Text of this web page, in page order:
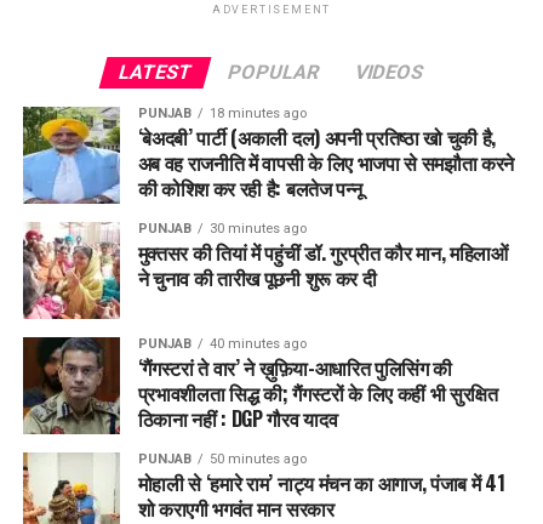
ADVERTISEMENT
LATEST POPULAR VIDEOS
PUNJAB 18 minutes ago
‘बेअदबी’ पार्टी (अकाली दल) अपनी प्रतिष्ठा खो चुकी है,
अब वह राजनीति में वापसी के लिए भाजपा से समझौता करने
की कोशिश कर रही है: बलतेज पन्नू
PUNJAB 30 minutes ago
मुक्तसर की तियां में पहुंचीं डॉ. गुरप्रीत कौर मान, महिलाओं
ने चुनाव की तारीख पूछनी शुरू कर दी
PUNJAB 40 minutes ago
‘गैंगस्टरां ते वार’ ने ख़ुफ़िया-आधारित पुलिसिंग की
प्रभावशीलता सिद्ध की; गैंगस्टरों के लिए कहीं भी सुरक्षित
ठिकाना नहीं : DGP गौरव यादव
PUNJAB 50 minutes ago
मोहाली से ‘हमारे राम’ नाट्य मंचन का आगाज, पंजाब में 41
शो कराएगी भगवंत मान सरकार